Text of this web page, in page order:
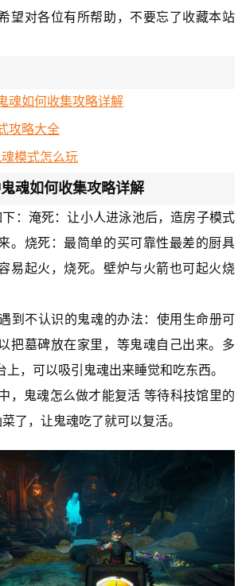
望对各位有所帮助，不要忘了收藏本站
魂如何收集攻略详解
攻略大全
模式怎么玩
魂如何收集攻略详解
：淹死：让小人进泳池后，造房子模式
。烧死：最简单的买可靠性最差的厨具
易起火，烧死。壁炉与火箭也可起火烧
到不认识的鬼魂的办法：使用生命册可
把墓碑放在家里，等鬼魂自己出来。多
上，可以吸引鬼魂出来睡觉和吃东西。
，鬼魂怎么做才能复活 等待科技馆里的
了，让鬼魂吃了就可以复活。